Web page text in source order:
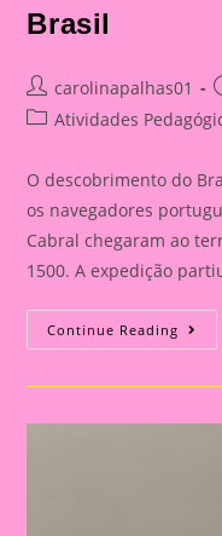
Brasil
Post
author:
carolinapalhas01
PostAtividades
O descobrimento do
os navegadores
Cabral chegaram ao
1500. A expedição
Continue Reading